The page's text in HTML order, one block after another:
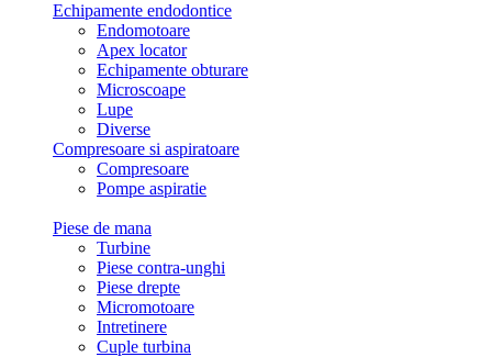
Echipamente endodontice
Endomotoare
Apex locator
Echipamente obturare
Microscoape
Lupe
Diverse
Compresoare si aspiratoare
Compresoare
Pompe aspiratie
Piese de mana
Turbine
Piese contra-unghi
Piese drepte
Micromotoare
Intretinere
Cuple turbina